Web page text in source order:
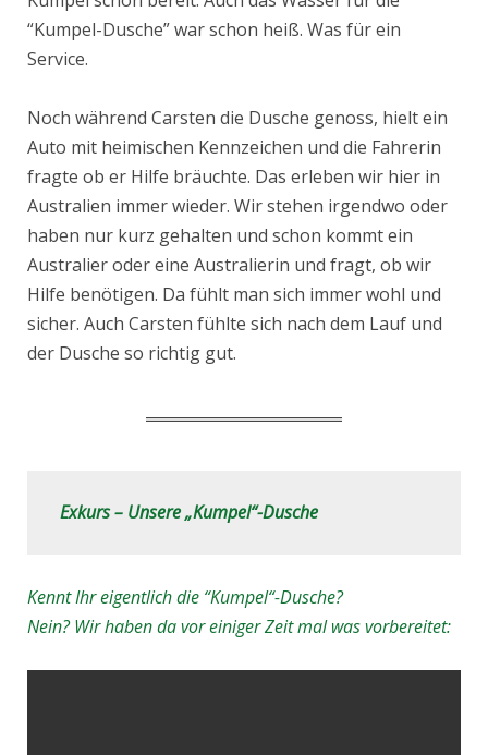
“Kumpel-Dusche” war schon heiß. Was für ein
Service.
Noch während Carsten die Dusche genoss, hielt ein
Auto mit heimischen Kennzeichen und die Fahrerin
fragte ob er Hilfe bräuchte. Das erleben wir hier in
Australien immer wieder. Wir stehen irgendwo oder
haben nur kurz gehalten und schon kommt ein
Australier oder eine Australierin und fragt, ob wir
Hilfe benötigen. Da fühlt man sich immer wohl und
sicher. Auch Carsten fühlte sich nach dem Lauf und
der Dusche so richtig gut.
Exkurs – Unsere „Kumpel“-Dusche
Kennt Ihr eigentlich die “Kumpel“-Dusche?
Nein? Wir haben da vor einiger Zeit mal was vorbereitet: